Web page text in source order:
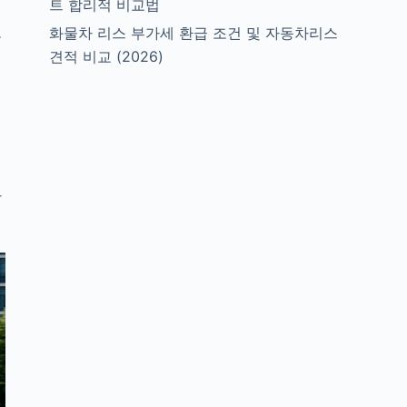
트 합리적 비교법
화물차 리스 부가세 환급 조건 및 자동차리스
견적 비교 (2026)